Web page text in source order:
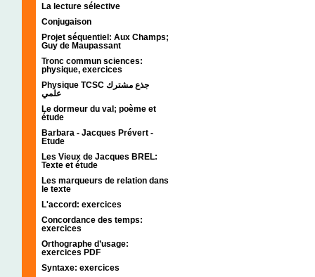
La lecture sélective
Conjugaison
Projet séquentiel: Aux Champs;
Guy de Maupassant
Tronc commun sciences:
physique, exercices
Physique TCSC جذع مشترك
علمي
Le dormeur du val; poème et
étude
Barbara - Jacques Prévert -
Etude
Les Vieux de Jacques BREL:
Texte et étude
Les marqueurs de relation dans
le texte
L'accord: exercices
Concordance des temps:
exercices
Orthographe d’usage:
exercices PDF
Syntaxe: exercices